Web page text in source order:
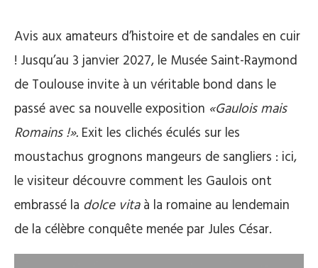
Avis aux amateurs d’histoire et de sandales en cuir
! Jusqu’au 3 janvier 2027, le Musée Saint-Raymond
de Toulouse invite à un véritable bond dans le
passé avec sa nouvelle exposition «Gaulois mais
Romains !». Exit les clichés éculés sur les
moustachus grognons mangeurs de sangliers : ici,
le visiteur découvre comment les Gaulois ont
embrassé la dolce vitaà la romaine au lendemain
de la célèbre conquête menée par Jules César.